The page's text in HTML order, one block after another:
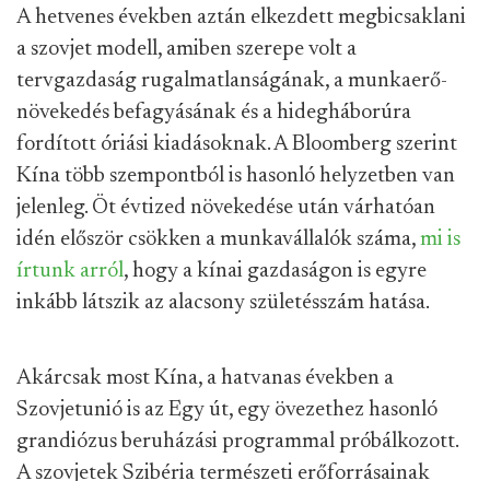
A hetvenes években aztán elkezdett megbicsaklani
a szovjet modell, amiben szerepe volt a
tervgazdaság rugalmatlanságának, a munkaerő-
növekedés befagyásának és a hidegháborúra
fordított óriási kiadásoknak. A Bloomberg szerint
Kína több szempontból is hasonló helyzetben van
jelenleg. Öt évtized növekedése után várhatóan
idén először csökken a munkavállalók száma, mi is
írtunk arról, hogy a kínai gazdaságon is egyre
inkább látszik az alacsony születésszám hatása.
Akárcsak most Kína, a hatvanas években a
Szovjetunió is az Egy út, egy övezethez hasonló
grandiózus beruházási programmal próbálkozott.
A szovjetek Szibéria természeti erőforrásainak